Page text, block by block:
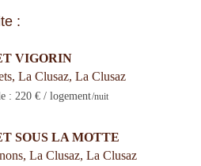
:
VIGORIN
La Clusaz,La Clusaz
: 220 € / logement/nuit
SOUS LA MOTTE
La Clusaz,La Clusaz